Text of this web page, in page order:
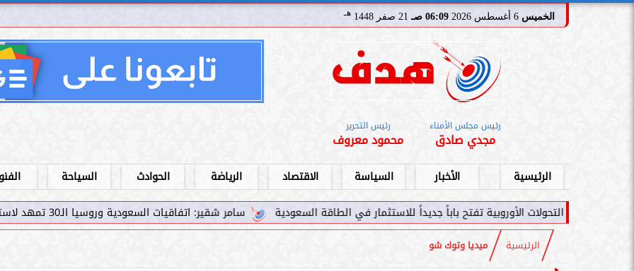
الخميس 06:09 صـ 21 صفر 1448 هـ
رئيس مجلس الأمناء
مجدي صادق
رئيس التحرير
محمود معروف
الرئيسية الأخبار السياسة الاقتصاد الرياضة الحوادث السياحة
سامر شقير: اتفاقيات السعودية وروسيا الـ30 تمهد لاستثمارات استراتيجية واعدة في رؤية... الأوروبية تفتح باباً جديداً للاستثمار في الطاقة السعودية
الرئيسية ميديا وتوك شو